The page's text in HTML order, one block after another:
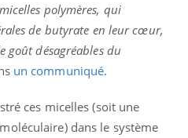
polymères, qui
de butyrate en leur cœur,
goût désagréables du
un communiqué.
ces micelles (soit une
dans le système